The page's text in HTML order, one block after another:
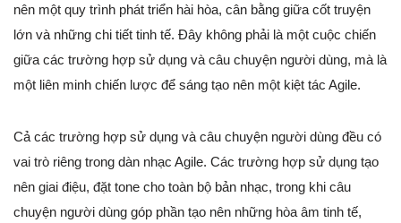
nên một quy trình phát triển hài hòa, cân bằng giữa cốt truyện
lớn và những chi tiết tinh tế. Đây không phải là một cuộc chiến
giữa các trường hợp sử dụng và câu chuyện người dùng, mà là
một liên minh chiến lược để sáng tạo nên một kiệt tác Agile.
Cả các trường hợp sử dụng và câu chuyện người dùng đều có
vai trò riêng trong dàn nhạc Agile. Các trường hợp sử dụng tạo
nên giai điệu, đặt tone cho toàn bộ bản nhạc, trong khi câu
chuyện người dùng góp phần tạo nên những hòa âm tinh tế,